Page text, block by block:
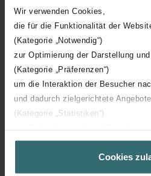
Wir verwenden Cookies,
die für die Funktionalität der
(Kategorie „Notwendig“)
zur Optimierung der Darstellung
(Kategorie „Präferenzen“)
um die Interaktion der Besucher
und dadurch zielgerichtete
(Kategorie „Statistiken“)
(Kategorie „Marketing“)
Über „Details zeigen“ bzw. die
Sie weitere Informationen. Durch
Cookies
Holen Sie sich Ihr Produkt
Rabatt
Abonnieren Sie und bestellen Sie
regelmäßig nach! (Angebot
45.52 53.55